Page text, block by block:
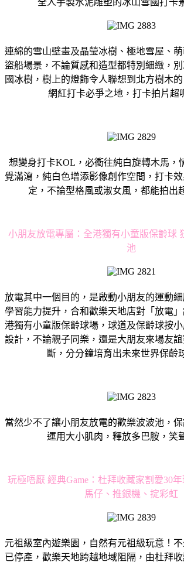
連綿的雪山壁畫及晶瑩冰樹、極地雪屋、
盜船場景，不論質感和造型都特別細緻，
國冰樹，樹上的燈飾令人聯想到北方樹木
網紅打卡必爭之地，打卡拍片超
想變身打卡KOL，必衝往純白旋轉木馬，
覺滿瀉，純白色增添影像創作空間，打卡
定，不論型格風或淑女風，都能拍出
小朋友放電專屬：全港獨有小童版保齡球
池
放電其中一個目的，是啟動小朋友的運動
學習能力提升，合和歡樂天地店對「放電
港獨有小童版保齡球場，球道及保齡球按
設計，不論親子同樂，還是大朋友來場友
斷，分分鐘培育出未來世界保齡
當然少不了讓小朋友放電的歡樂波波池，
運用大小肌肉，釋放多巴胺，笑
玩極唔厭 經典Game：杜拜收藏家割愛30
馬仔、推銀機、掟彩虹
元祖級室內遊樂園，自然有元祖級玩意！
已停產，歡樂天地跨越地域阻隔，由杜拜